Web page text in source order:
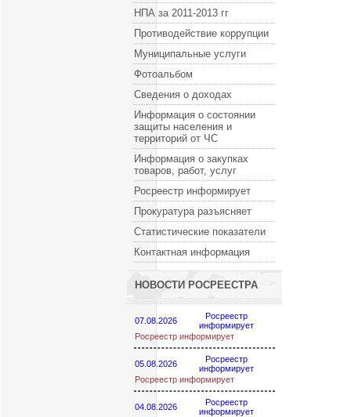
НПА за 2011-2013 гг
Противодействие коррупции
Муниципальные услуги
Фотоальбом
Сведения о доходах
Информация о состоянии
защиты населения и
территорий от ЧС
Информация о закупках
товаров, работ, услуг
Росреестр информирует
Прокуратура разъясняет
Статистические показатели
Контактная информация
НОВОСТИ РОСРЕЕСТРА
07.08.2026
Росреестр
информирует
Росреестр информирует
05.08.2026
Росреестр
информирует
Росреестр информирует
04.08.2026
Росреестр
информирует